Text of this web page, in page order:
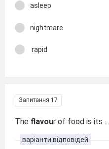
asleep
nightmare
rapid
Запитання 17
The flavour of food is its ...
варіанти відповідей